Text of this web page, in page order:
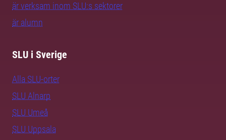
är verksam inom SLU:s sektorer
är alumn
SLU i Sverige
Alla SLU-orter
SLU Alnarp
SLU Umeå
SLU Uppsala